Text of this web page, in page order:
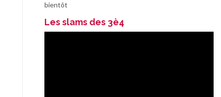
bientôt
Les slams des 3è4